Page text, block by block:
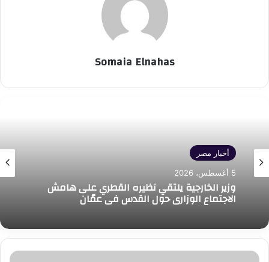
Somaia Elnahas
أخبار مصر
5 أغسطس، 2026
وزير الخارجية يلتقي نظيره القطري على هامش
الاجتماع الوزاري حول القدس في عمّان
وزيرة